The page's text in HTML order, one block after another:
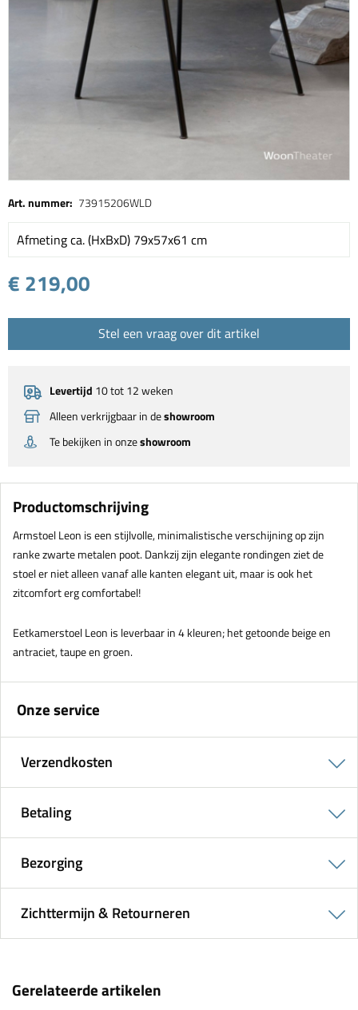
Art. nummer: 73915206WLD
Afmeting ca. (HxBxD) 79x57x61 cm
€ 219,00
Stel een vraag over dit artikel
Levertijd 10 tot 12 weken
Alleen verkrijgbaar in deshowroom
Te bekijken in onzeshowroom
Productomschrijving
Armstoel Leon is een stijlvolle, minimalistische verschijning op zijn
ranke zwarte metalen poot. Dankzij zijn elegante rondingen ziet de
stoel er niet alleen vanaf alle kanten elegant uit, maar is ook het
zitcomfort erg comfortabel!
Eetkamerstoel Leon is leverbaar in 4 kleuren; het getoonde beige en
antraciet, taupe en groen.
Onze service
Verzendkosten
Betaling
Bezorging
Zichttermijn & Retourneren
Gerelateerde artikelen